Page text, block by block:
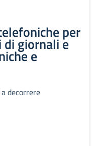
per
giornali e
e
decorrere